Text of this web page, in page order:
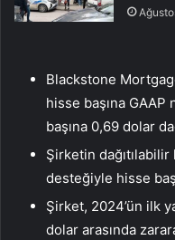
Blackstone
hisse başına GAAP
başına 0,69 dolar
Şirketin dağıtılabilir
desteğiyle hisse
Şirket, 2024’ün ilk
dolar arasında